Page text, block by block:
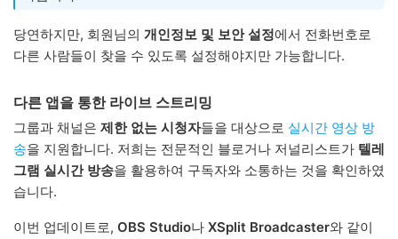
당연하지만, 회원님의 개인정보 및 보안 설정에서 전화번호로
다른 사람들이 찾을 수 있도록 설정해야지만 가능합니다.
다른 앱을 통한 라이브 스트리밍
그룹과 채널은 제한 없는 시청자들을 대상으로 실시간 영상 방
송을 지원합니다. 저희는 전문적인 블로거나 저널리스트가 텔레
그램 실시간 방송을 활용하여 구독자와 소통하는 것을 확인하였
습니다.
이번 업데이트로, OBS Studio나 XSplit Broadcaster와 같이